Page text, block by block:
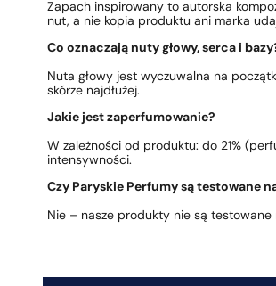
Zapach inspirowany to autorska
nut, a nie kopia produktu ani marka
Co oznaczają nuty głowy, serca i
Nuta głowy jest wyczuwalna na
skórze najdłużej.
Jakie jest zaperfumowanie?
W zależności od produktu: do 21%
intensywności.
Czy Paryskie Perfumy są testowane
Nie – nasze produkty nie są testowane